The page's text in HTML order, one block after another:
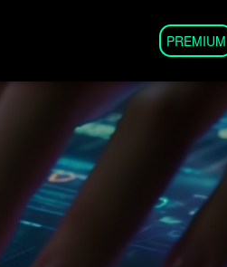
PREMIUM
Kit Digital
Cursos
Masters
Series
Live